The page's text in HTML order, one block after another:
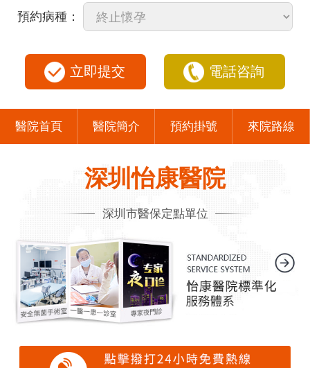
預約病種：
立即提交 電話咨詢
醫院首頁 醫院簡介 預約掛號 來院路線
深圳怡康醫院
深圳市醫保定點單位